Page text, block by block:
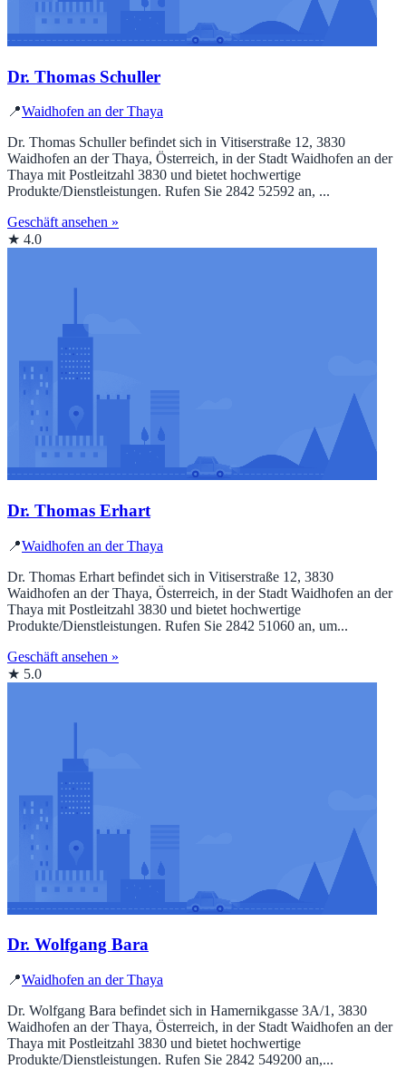
Dr. Thomas Schuller
📍Waidhofen an der Thaya
Dr. Thomas Schuller befindet sich in Vitiserstraße 12, 3830
Waidhofen an der Thaya, Österreich, in der Stadt Waidhofen an der
Thaya mit Postleitzahl 3830 und bietet hochwertige
Produkte/Dienstleistungen. Rufen Sie 2842 52592 an, ...
Geschäft ansehen »
★ 4.0
Dr. Thomas Erhart
📍Waidhofen an der Thaya
Dr. Thomas Erhart befindet sich in Vitiserstraße 12, 3830
Waidhofen an der Thaya, Österreich, in der Stadt Waidhofen an der
Thaya mit Postleitzahl 3830 und bietet hochwertige
Produkte/Dienstleistungen. Rufen Sie 2842 51060 an, um...
Geschäft ansehen »
★ 5.0
Dr. Wolfgang Bara
📍Waidhofen an der Thaya
Dr. Wolfgang Bara befindet sich in Hamernikgasse 3A/1, 3830
Waidhofen an der Thaya, Österreich, in der Stadt Waidhofen an der
Thaya mit Postleitzahl 3830 und bietet hochwertige
Produkte/Dienstleistungen. Rufen Sie 2842 549200 an,...